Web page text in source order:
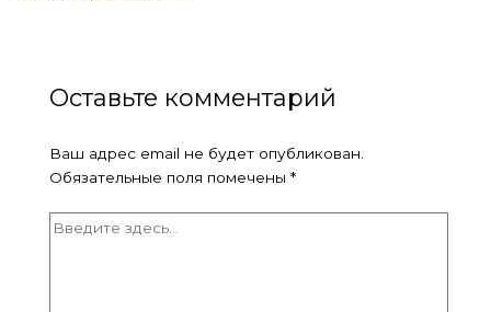
Оставьте комментарий
Ваш адрес email не будет опубликован.
Обязательные поля помечены *
Введите